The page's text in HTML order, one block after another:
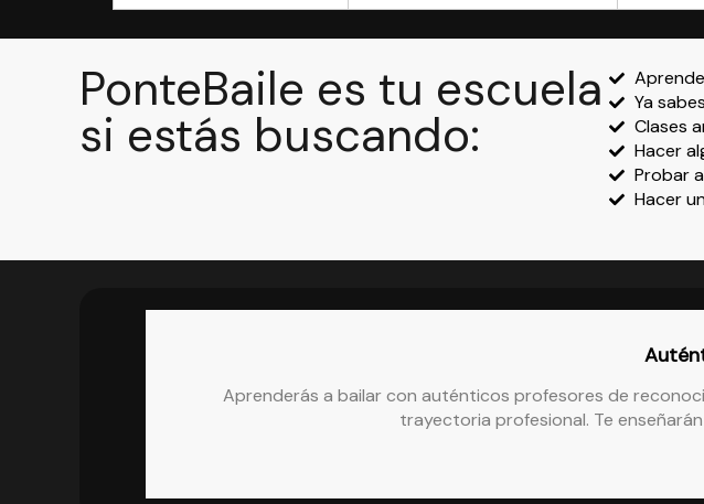
PonteBaile es tu escuela
si estás buscando:
Ya
Clases
Hacer
Probar
Hacer
Aprenderás a bailar con auténticos profesores de
trayectoria profesional. Te